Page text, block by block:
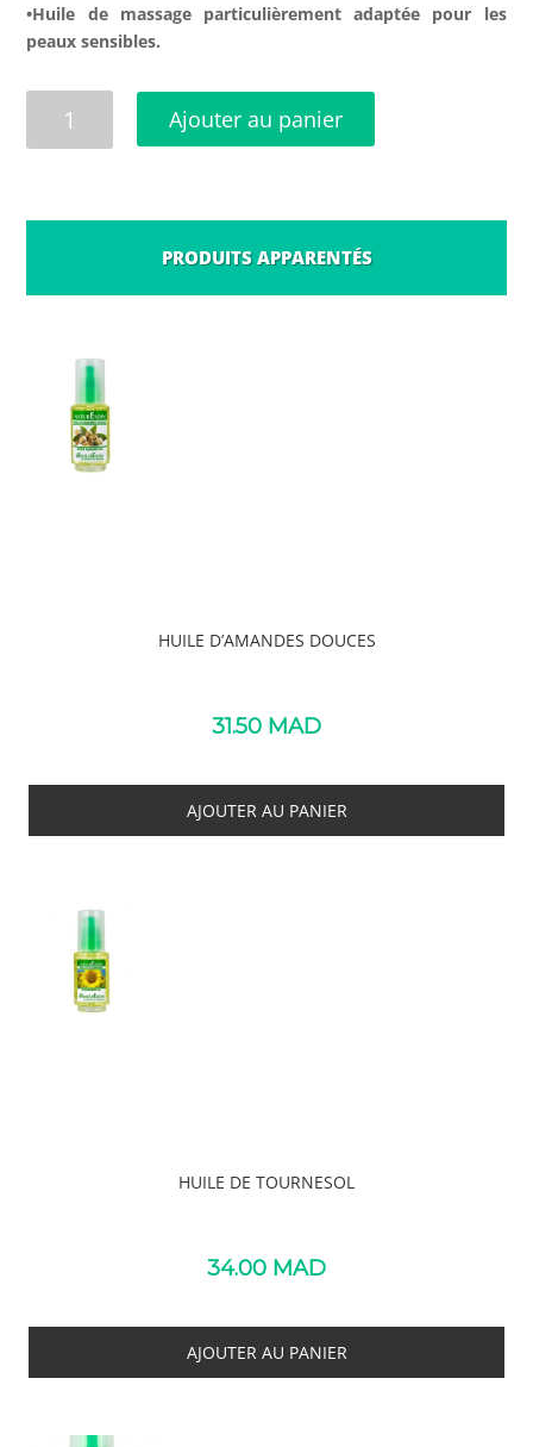
•Huile de massage particulièrement adaptée pour les
peaux sensibles.
Ajouter au panier
PRODUITS APPARENTÉS
HUILE D’AMANDES DOUCES
31.50 MAD
AJOUTER AU PANIER
HUILE DE TOURNESOL
34.00 MAD
AJOUTER AU PANIER